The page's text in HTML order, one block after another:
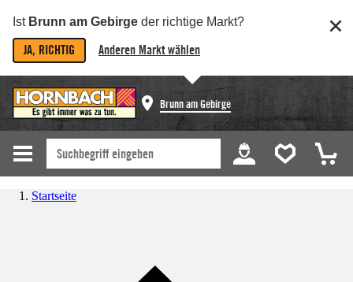
Ist Brunn am Gebirge der richtige Markt?
JA, RICHTIG Anderen Markt wählen
Brunn am Gebirge
Startseite